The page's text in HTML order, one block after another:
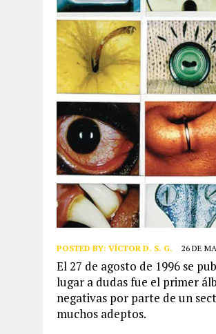
POSTED BY: VÍCTOR D. S. G. 26 DE
El 27 de agosto de 1996 se
lugar a dudas fue el primer
negativas por parte de un
muchos adeptos.